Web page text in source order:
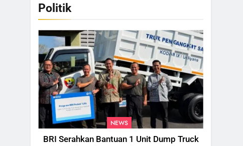
Politik
NEWS
BRI Serahkan Bantuan 1 Unit Dump Truck